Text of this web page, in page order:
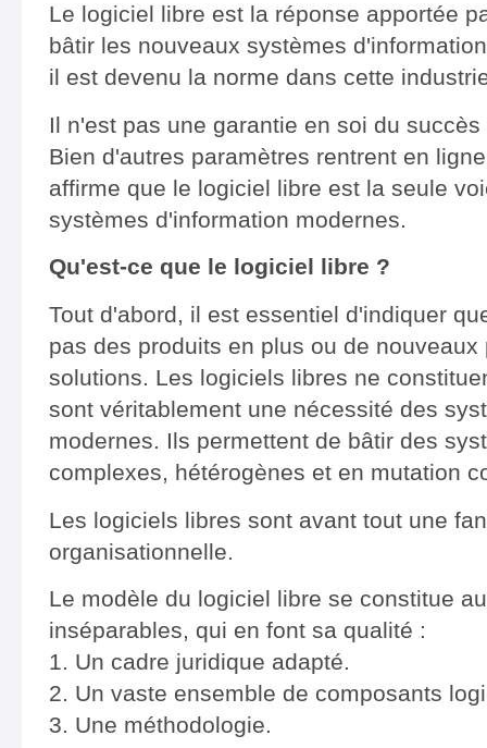
Le logiciel libre est la réponse apportée
bâtir les nouveaux systèmes
il est devenu la norme dans cette
Il n'est pas une garantie en soi du
Bien d'autres paramètres rentrent en
affirme que le logiciel libre est la seule
systèmes d'information modernes.
Qu'est-ce que le logiciel libre ?
Tout d'abord, il est essentiel d'indiquer
pas des produits en plus ou de
solutions. Les logiciels libres ne
sont véritablement une nécessité des
modernes. Ils permettent de bâtir des
complexes, hétérogènes et en mutation
Les logiciels libres sont avant tout une
organisationnelle.
Le modèle du logiciel libre se constitue
inséparables, qui en font sa qualité :
1. Un cadre juridique adapté.
2. Un vaste ensemble de composants
3. Une méthodologie.